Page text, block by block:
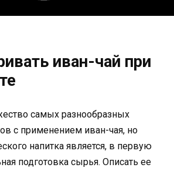
иван-чай при
самых разнообразных
с применением иван-чая, но
напитка является, в первую
подготовка сырья. Описать ее